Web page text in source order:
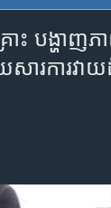
ះ ​បង្ហាញ​
សារ​ការវា